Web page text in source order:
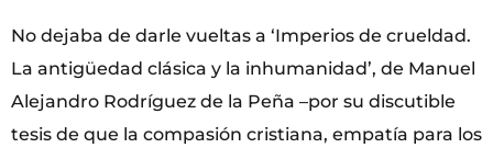
No dejaba de darle vueltas a ‘Imperios de crueldad.
La antigüedad clásica y la inhumanidad’, de Manuel
Alejandro Rodríguez de la Peña –por su discutible
tesis de que la compasión cristiana, empatía para los